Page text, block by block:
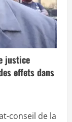
justice
effets dans
conseil de la